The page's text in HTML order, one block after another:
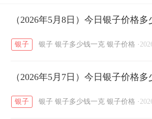
开国纪念币 大清银币 /
菜百 周生生 周大生
六福 / 金至尊 / 潮宏基 /
（2026年5月8日）今日银子价格
银子 银子 银子多少钱一克 银子价格 ·
（2026年5月7日）今日银子价格
银子 银子 银子多少钱一克 银子价格 ·